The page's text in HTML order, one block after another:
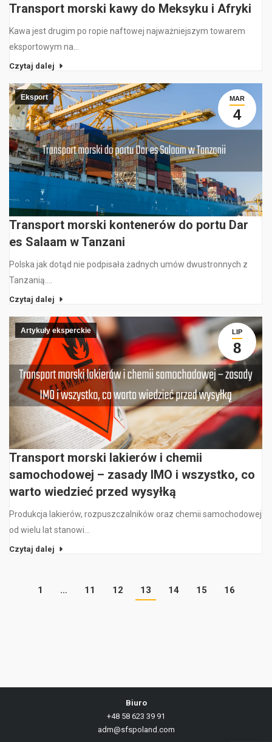
Transport morski kawy do Meksyku i Afryki
Kawa jest drugim po ropie naftowej najważniejszym towarem
eksportowym na…
Czytaj dalej
MAR
4
Eksport
Transport morski kontenerów do portu Dar
es Salaam w Tanzani
Polska jak dotąd nie podpisała żadnych umów dwustronnych z
Tanzanią.…
Czytaj dalej
LIP
8
Artykuły eksperckie
Transport morski lakierów i chemii
samochodowej – zasady IMO i wszystko, co
warto wiedzieć przed wysyłką
Produkcja lakierów, rozpuszczalników oraz chemii samochodowej
od wielu lat stanowi…
Czytaj dalej
1 … 11 12 13 14 15 16
Biuro
+48 58 623 39 91
adm@sfspoland.com